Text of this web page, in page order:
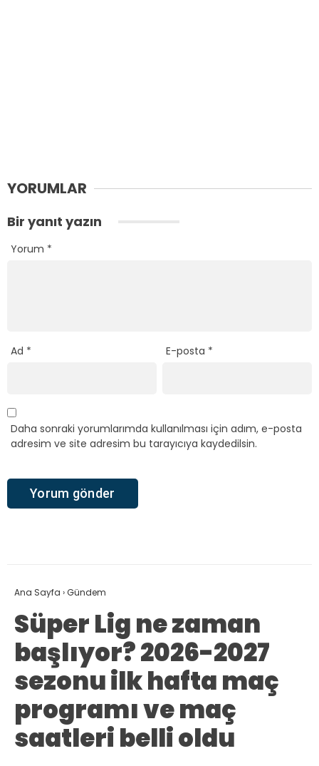
YORUMLAR
Bir yanıt yazın
Yorum *
Ad * E-posta *
Daha sonraki yorumlarımda kullanılması için adım, e-posta
adresim ve site adresim bu tarayıcıya kaydedilsin.
Ana Sayfa ›Gündem
Süper Lig ne zaman
başlıyor? 2026-2027
sezonu ilk hafta maç
programı ve maç
saatleri belli oldu